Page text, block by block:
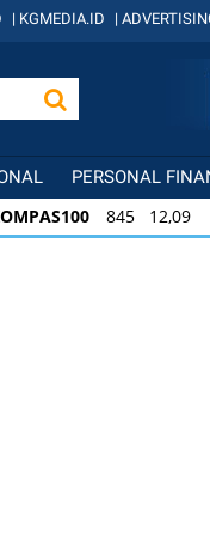
| KGMEDIA.ID |
PERSONAL
845 12,09
LQ45 640 9,44